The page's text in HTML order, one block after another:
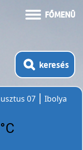
FŐMENÜ
keresés
07
Ibolya